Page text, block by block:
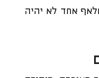
אחד לא יהיה